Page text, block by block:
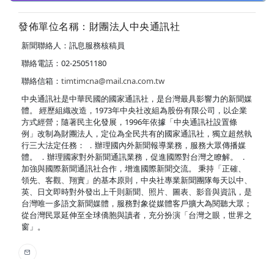
發佈單位名稱：財團法人中央通訊社
新聞聯絡人：訊息服務核稿員
聯絡電話：02-25051180
聯絡信箱： timtimcna@mail.cna.com.tw
中央通訊社是中華民國的國家通訊社，是台灣最具影響力的新聞媒
體。 經歷組織改造，1973年中央社改組為股份有限公司，以企業
方式經營；隨著民主化發展，1996年依據「中央通訊社設置條
例」改制為財團法人，定位為全民共有的國家通訊社，獨立超然執
行三大法定任務： ．辦理國內外新聞報導業務，服務大眾傳播媒
體。 ．辦理國家對外新聞通訊業務，促進國際對台灣之瞭解。 ．
加強與國際新聞通訊社合作，增進國際新聞交流。 秉持「正確、
領先、客觀、翔實」的基本原則，中央社專業新聞團隊每天以中、
英、日文即時對外發出上千則新聞、照片、圖表、影音與資訊，是
台灣唯一多語文新聞媒體，服務對象從媒體客戶擴大為閱聽大眾；
從台灣民眾延伸至全球僑胞與讀者，充分扮演「台灣之眼，世界之
窗」。